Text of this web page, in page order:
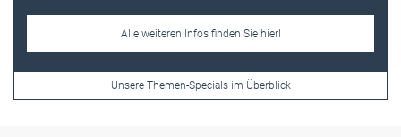
Alle weiteren Infos finden Sie hier!
Unsere Themen-Specials im Überblick